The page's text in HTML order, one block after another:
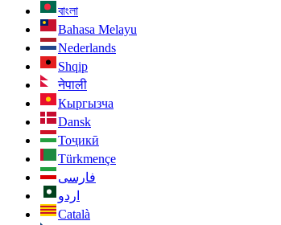
বাংলা
Bahasa Melayu
Nederlands
Shqip
नेपाली
Кыргызча
Dansk
Тоҷикӣ
Türkmençe
فارسی
اردو
Català